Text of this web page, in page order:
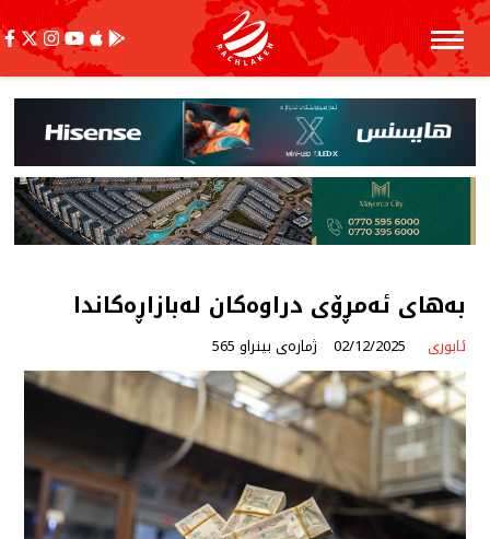
بەهای ئەمڕۆی دراوەكان لەبازاڕەكاندا
ئابوری 02/12/2025 ژمارەی بینراو 565